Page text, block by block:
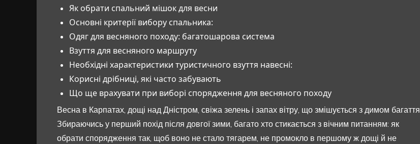
Як обрати спальний мішок для весни
Основні критерії вибору спальника:
Одяг для весняного походу: багатошарова система
Взуття для весняного маршруту
Необхідні характеристики туристичного взуття навесні:
Корисні дрібниці, які часто забувають
Що ще врахувати при виборі спорядження для весняного походу
Весна в Карпатах, дощі над Дністром, свіжа зелень і запах вітру, що змішується з димом багаття.
Збираючись у перший похід після довгої зими, багато хто стикається з вічним питанням: як
обрати спорядження так, щоб воно не стало тягарем, не промокло в першому ж дощі й не